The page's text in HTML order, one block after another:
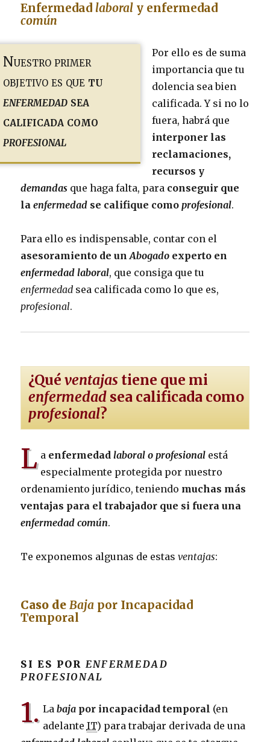
Enfermedadlaboral y enfermedad
común
Nuestro primer
objetivo es que tu
enfermedadsea
calificada como
profesional
Por ello es de suma
importancia que tu
dolencia sea bien
calificada. Y si no lo
fuera, habrá que
interponer las
reclamaciones,
recursos y
demandas que haga falta, para conseguir que
laenfermedad se califique comoprofesional.
Para ello es indispensable, contar con el
asesoramiento de unAbogado experto en
enfermedad laboral, que consiga que tu
enfermedad sea calificada como lo que es,
profesional.
¿Quéventajas tiene que mi
enfermedad sea calificada como
profesional?
L a enfermedad laboral o profesionalestá
especialmente protegida por nuestro
ordenamiento jurídico, teniendo muchas más
ventajas para el trabajador que si fuera una
enfermedad común.
Te exponemos algunas de estasventajas:
Caso deBaja por Incapacidad
Temporal
SI ES POR ENFERMEDAD
PROFESIONAL
1. La bajapor incapacidad temporal (en
adelante IT) para trabajar derivada de una